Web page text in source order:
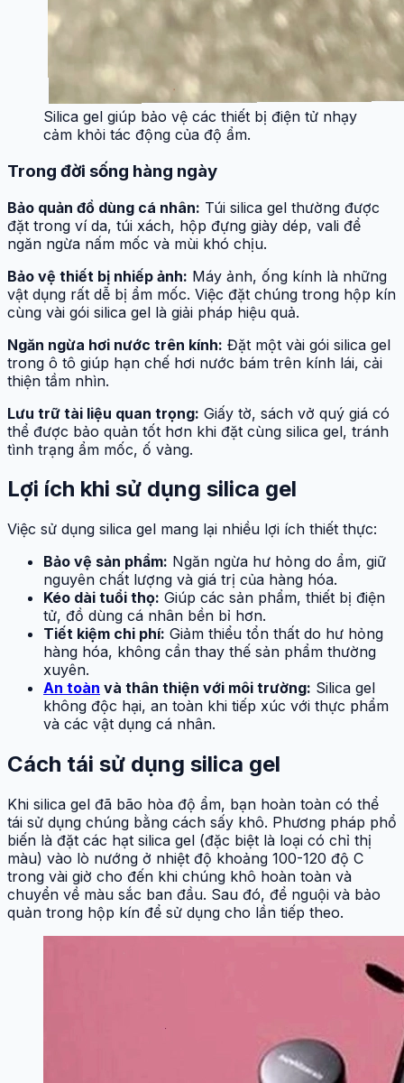
Silica gel giúp bảo vệ các thiết bị điện tử nhạy
cảm khỏi tác động của độ ẩm.
Trong đời sống hàng ngày
Bảo quản đồ dùng cá nhân: Túi silica gel thường được
đặt trong ví da, túi xách, hộp đựng giày dép, vali để
ngăn ngừa nấm mốc và mùi khó chịu.
Bảo vệ thiết bị nhiếp ảnh: Máy ảnh, ống kính là những
vật dụng rất dễ bị ẩm mốc. Việc đặt chúng trong hộp kín
cùng vài gói silica gel là giải pháp hiệu quả.
Ngăn ngừa hơi nước trên kính: Đặt một vài gói silica gel
trong ô tô giúp hạn chế hơi nước bám trên kính lái, cải
thiện tầm nhìn.
Lưu trữ tài liệu quan trọng: Giấy tờ, sách vở quý giá có
thể được bảo quản tốt hơn khi đặt cùng silica gel, tránh
tình trạng ẩm mốc, ố vàng.
Lợi ích khi sử dụng silica gel
Việc sử dụng silica gel mang lại nhiều lợi ích thiết thực:
Bảo vệ sản phẩm: Ngăn ngừa hư hỏng do ẩm, giữ
nguyên chất lượng và giá trị của hàng hóa.
Kéo dài tuổi thọ: Giúp các sản phẩm, thiết bị điện
tử, đồ dùng cá nhân bền bỉ hơn.
Tiết kiệm chi phí: Giảm thiểu tổn thất do hư hỏng
hàng hóa, không cần thay thế sản phẩm thường
xuyên.
An toàn và thân thiện với môi trường: Silica gel
không độc hại, an toàn khi tiếp xúc với thực phẩm
và các vật dụng cá nhân.
Cách tái sử dụng silica gel
Khi silica gel đã bão hòa độ ẩm, bạn hoàn toàn có thể
tái sử dụng chúng bằng cách sấy khô. Phương pháp phổ
biến là đặt các hạt silica gel (đặc biệt là loại có chỉ thị
màu) vào lò nướng ở nhiệt độ khoảng 100-120 độ C
trong vài giờ cho đến khi chúng khô hoàn toàn và
chuyển về màu sắc ban đầu. Sau đó, để nguội và bảo
quản trong hộp kín để sử dụng cho lần tiếp theo.